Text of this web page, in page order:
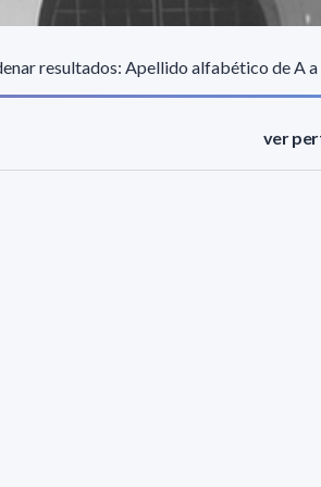
resultados: Apellido alfabético de A a
ver